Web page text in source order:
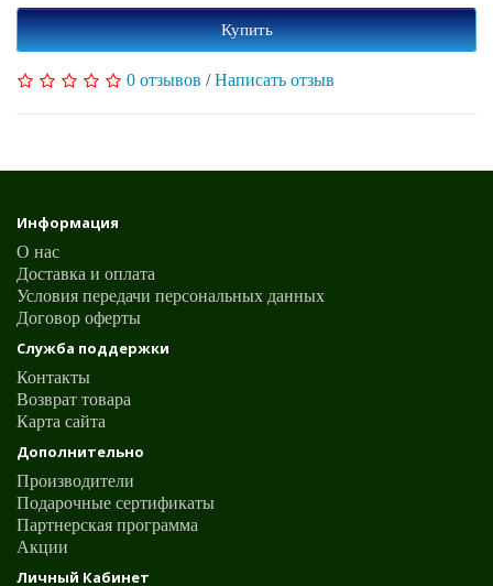
Купить
0 отзывов /Написать отзыв
Информация
О нас
Доставка и оплата
Условия передачи персональных данных
Договор оферты
Служба поддержки
Контакты
Возврат товара
Карта сайта
Дополнительно
Производители
Подарочные сертификаты
Партнерская программа
Акции
Личный Кабинет